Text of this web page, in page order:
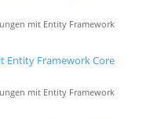
mit Entity Framework
Entity Framework Core
mit Entity Framework